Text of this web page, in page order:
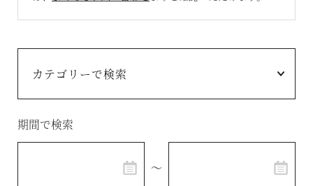
アクセス
ただいま日和
期間で検索
～